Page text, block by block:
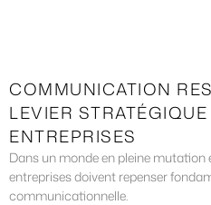
COMMUNICATION
LEVIER
ENTREPRISES
Dans un monde en pleine mutation
entreprises doivent repenser
communicationnelle.